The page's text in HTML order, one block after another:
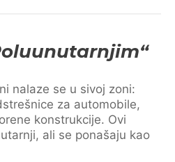
nalaze se u sivoj zoni:
za automobile,
konstrukcije. Ovi
ali se ponašaju kao